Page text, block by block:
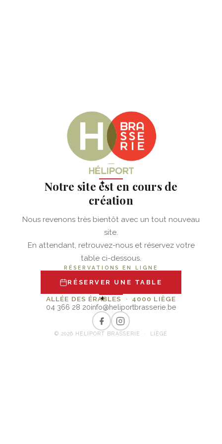
✦
Notre site est en cours de
création
Nous revenons très bientôt avec un tout nouveau
site.
En attendant, retrouvez-nous et réservez votre
table ci-dessous.
RÉSERVATIONS EN LIGNE
RÉSERVER UNE TABLE
✦
ALLÉE DES ÉRABLES · 4000 LIÈGE
04 366 28 20info@heliportbrasserie.be
© 2026 HÉLIPORT BRASSERIE · LIÈGE